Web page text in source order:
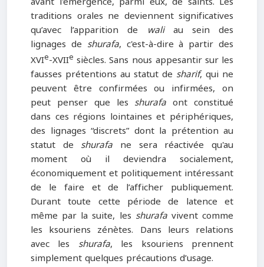
traditions orales ne deviennent significatives
qu’avec l’apparition de waliau sein des
lignages de shurafa, c'est-à-dire à partir des
XVIe-XVIIe siècles. Sans nous appesantir sur les
fausses prétentions au statut de sharif, qui ne
peuvent être confirmées ou infirmées, on
peut penser que les shurafa ont constitué
dans ces régions lointaines et périphériques,
des lignages “discrets” dont la prétention au
statut de shurafa ne sera réactivée qu'au
moment où il deviendra socialement,
économiquement et politiquement intéressant
de le faire et de l’afficher publiquement.
Durant toute cette période de latence et
même par la suite, les shurafavivent comme
les ksouriens zénètes. Dans leurs relations
avec les shurafa, les ksouriens prennent
simplement quelques précautions d’usage.